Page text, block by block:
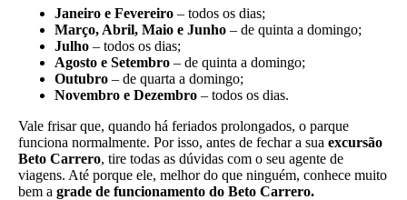
Janeiro e Fevereiro – todos os dias;
Março, Abril, Maio e Junho – de quinta a domingo;
Julho – todos os dias;
Agosto e Setembro – de quinta a domingo;
Outubro – de quarta a domingo;
Novembro e Dezembro – todos os dias.
Vale frisar que, quando há feriados prolongados, o parque
funciona normalmente. Por isso, antes de fechar a sua excursão
Beto Carrero, tire todas as dúvidas com o seu agente de
viagens. Até porque ele, melhor do que ninguém, conhece muito
bem a grade de funcionamento do Beto Carrero.